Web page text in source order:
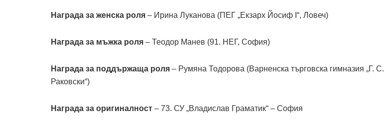
Награда за женска роля – Ирина Луканова (ПЕГ „Екзарх Йосиф I“, Ловеч)
Награда за мъжка роля – Теодор Манев (91. НЕГ, София)
Награда за поддържаща роля – Румяна Тодорова (Варненска търговска гимназия „Г. С.
Раковски“)
Награда за оригиналност – 73. СУ „Владислав Граматик“ – София